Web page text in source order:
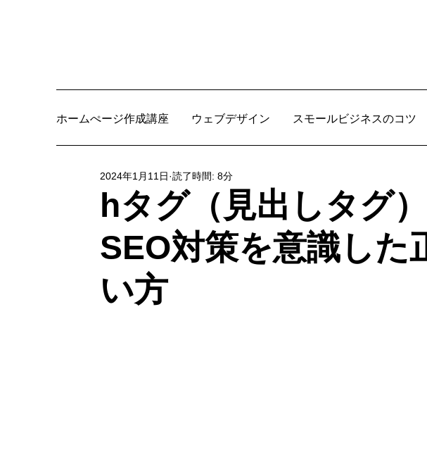
ホームぺージ作成講座 ウェブデザイン スモールビジネスのコツ
hタグ（見出しタグ
SEO対策を意識した
い方
2024年1月11日 読了時間: 8分